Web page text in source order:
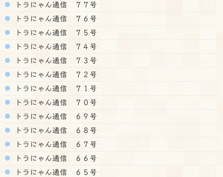
トラにゃん通信 ７７号
トラにゃん通信 ７６号
トラにゃん通信 ７５号
トラにゃん通信 ７４号
トラにゃん通信 ７３号
トラにゃん通信 ７２号
トラにゃん通信 ７１号
トラにゃん通信 ７０号
トラにゃん通信 ６９号
トラにゃん通信 ６８号
トラにゃん通信 ６７号
トラにゃん通信 ６６号
トラにゃん通信 ６５号